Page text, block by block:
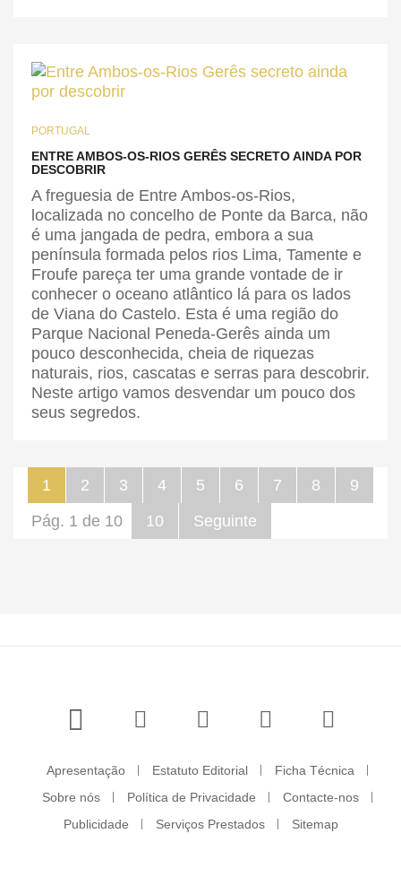
PORTUGAL
ENTRE AMBOS-OS-RIOS GERÊS SECRETO AINDA POR
DESCOBRIR
A freguesia de Entre Ambos-os-Rios,
localizada no concelho de Ponte da Barca, não
é uma jangada de pedra, embora a sua
península formada pelos rios Lima, Tamente e
Froufe pareça ter uma grande vontade de ir
conhecer o oceano atlântico lá para os lados
de Viana do Castelo. Esta é uma região do
Parque Nacional Peneda-Gerês ainda um
pouco desconhecida, cheia de riquezas
naturais, rios, cascatas e serras para descobrir.
Neste artigo vamos desvendar um pouco dos
seus segredos.
1 2 3 4 5 6 7 8
9
10
Seguinte
Pág. 1 de 10
Apresentação Estatuto Editorial
Ficha Técnica
Sobre nós
Política de Privacidade
Contacte-nos
Publicidade
Serviços Prestados Sitemap